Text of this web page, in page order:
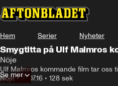
Hem Serier Nyheter
Smygtitta på Ulf Malmros
Nöje
Ulf Malmros kommande film tar oss
Nöje•21.07.16 • 128 sek
Se mer